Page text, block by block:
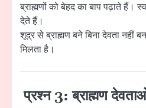
ब्राह्मणों को बेहद का बाप पढ़ाते हैं।
देते हैं।
शूद्र से ब्राह्मण बने बिना देवता नहीं
मिलता है।
प्रश्न 3: ब्राह्मण